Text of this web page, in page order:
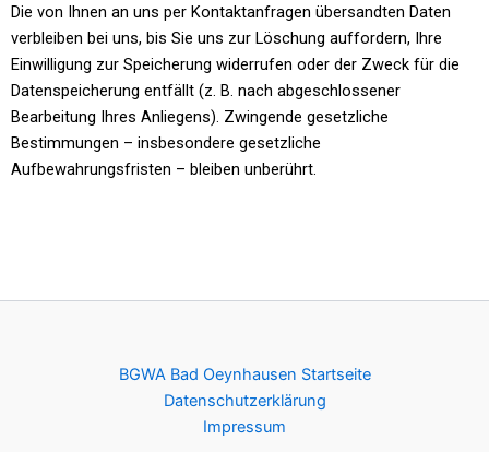
Die von Ihnen an uns per Kontaktanfragen übersandten Daten
verbleiben bei uns, bis Sie uns zur Löschung auffordern, Ihre
Einwilligung zur Speicherung widerrufen oder der Zweck für die
Datenspeicherung entfällt (z. B. nach abgeschlossener
Bearbeitung Ihres Anliegens). Zwingende gesetzliche
Bestimmungen – insbesondere gesetzliche
Aufbewahrungsfristen – bleiben unberührt.
BGWA Bad Oeynhausen Startseite
Datenschutzerklärung
Impressum